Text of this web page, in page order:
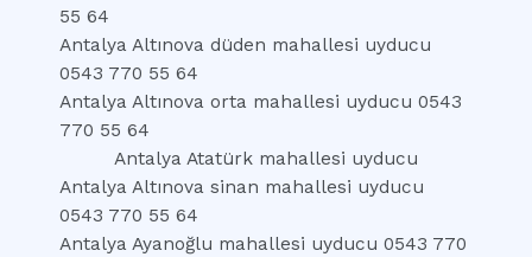
55 64
Antalya Altınova düden mahallesi uyducu
0543 770 55 64
Antalya Altınova orta mahallesi uyducu 0543
770 55 64
Antalya Atatürk mahallesi uyducu
Antalya Altınova sinan mahallesi uyducu
0543 770 55 64
Antalya Ayanoğlu mahallesi uyducu 0543 770